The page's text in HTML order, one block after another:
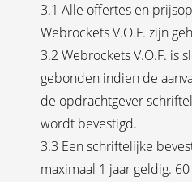
3.1 Alle offertes en
Webrockets V.O.F. zijn
3.2 Webrockets V.O.F. is
gebonden indien de
de opdrachtgever
wordt bevestigd.
3.3 Een schriftelijke
maximaal 1 jaar geldig.